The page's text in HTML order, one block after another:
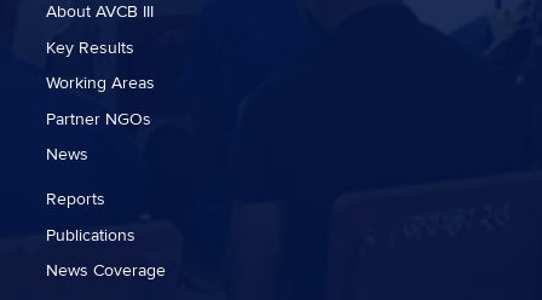
About AVCB III
Key Results
Working Areas
Partner NGOs
News
Reports
Publications
News Coverage